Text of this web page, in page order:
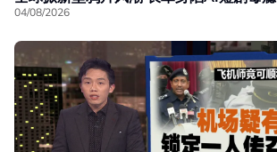
04/08/2026